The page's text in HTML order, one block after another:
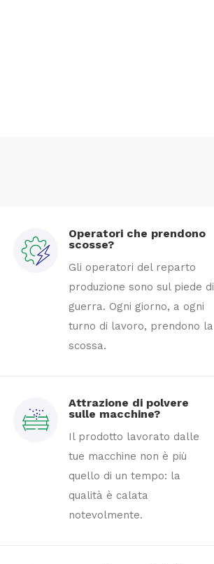
Operatori che prendono
scosse?
Gli operatori del reparto
produzione sono sul piede di
guerra. Ogni giorno, a ogni
turno di lavoro, prendono la
scossa.
Attrazione di polvere
sulle macchine?
Il prodotto lavorato dalle
tue macchine non è più
quello di un tempo: la
qualità è calata
notevolmente.